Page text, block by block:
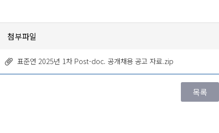
첨부파일
표준연 2025년 1차 Post-doc. 공개채용 공고 자료.zip